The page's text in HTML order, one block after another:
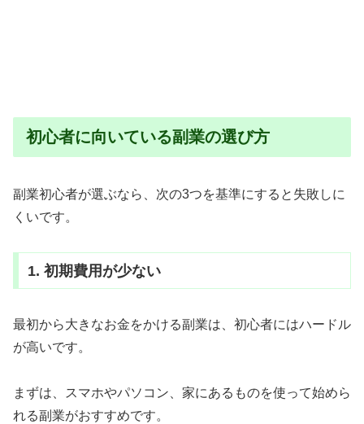
初心者に向いている副業の選び方
副業初心者が選ぶなら、次の3つを基準にすると失敗しに
くいです。
1. 初期費用が少ない
最初から大きなお金をかける副業は、初心者にはハードル
が高いです。
まずは、スマホやパソコン、家にあるものを使って始めら
れる副業がおすすめです。